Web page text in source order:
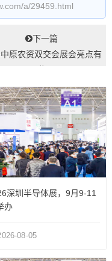
a/29459.html
下一篇
原农资双交会展会亮点有
深圳半导体展，9月9-11
办
08-05